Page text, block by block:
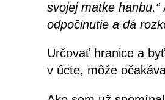
svojej matke hanbu.“
odpočinutie a dá
Určovať hranice a
v úcte, môže